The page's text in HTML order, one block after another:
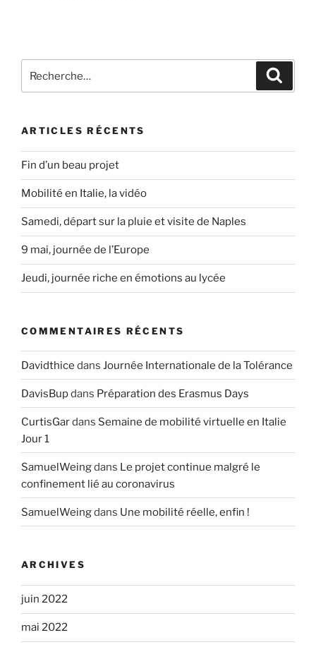
pour
ARTICLES RÉCENTS
Fin d’un beau projet
Mobilité en Italie, la vidéo
Samedi, départ sur la pluie et visite de Naples
9 mai, journée de l’Europe
Jeudi, journée riche en émotions au lycée
COMMENTAIRES RÉCENTS
Davidthice dans Journée Internationale de la Tolérance
DavisBupdans Préparation des Erasmus Days
CurtisGardans Semaine de mobilité virtuelle en Italie
Jour 1
SamuelWeingdans Le projet continue malgré le
confinement lié au coronavirus
SamuelWeingdans Une mobilité réelle, enfin !
ARCHIVES
juin 2022
mai 2022